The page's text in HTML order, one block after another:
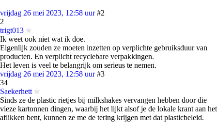
vrijdag 26 mei 2023, 12:58 uur #2
2
trigt013
Ik weet ook niet wat ik doe.
Eigenlijk zouden ze moeten inzetten op verplichte gebruiksduur van
producten. En verplicht recyclebare verpakkingen.
Het leven is veel te belangrijk om serieus te nemen.
vrijdag 26 mei 2023, 12:58 uur #3
34
Saekerhett
Sinds ze de plastic rietjes bij milkshakes vervangen hebben door die
vieze kartonnen dingen, waarbij het lijkt alsof je de lokale krant aan het
aflikken bent, kunnen ze me de tering krijgen met dat plasticbeleid.